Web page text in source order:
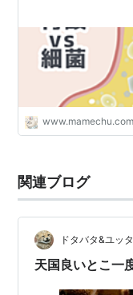
www.mamechu.com
関連ブログ
ドタバタ&ユッ
天国良いとこ